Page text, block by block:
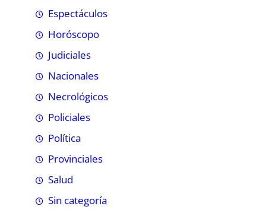
Espectáculos
Horóscopo
Judiciales
Nacionales
Necrológicos
Policiales
Política
Provinciales
Salud
Sin categoría